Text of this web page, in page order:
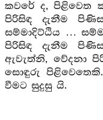
කවරේ ද, පිළිවෙත
පිරිසිඳ දැනීම
සම්මාදිට්ඨිය …
පිරිසිඳ දැනීම
ඇවැත්නි, වේදනා
සොඳුරු පිළිවෙතෙකි.
වීමට සුදුසු යි.